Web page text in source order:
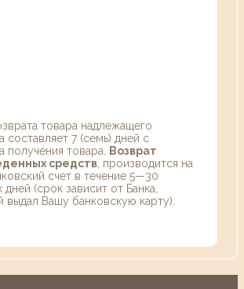
товара надлежащего
составляет 7 (семь) дней с
получения товара.
Возврат
средств , производится на
счет в течение 5—30
дней (срок зависит от Банка,
выдал Вашу банковскую карту).